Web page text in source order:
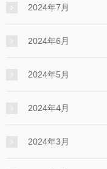
2024年7月
2024年6月
2024年5月
2024年4月
2024年3月